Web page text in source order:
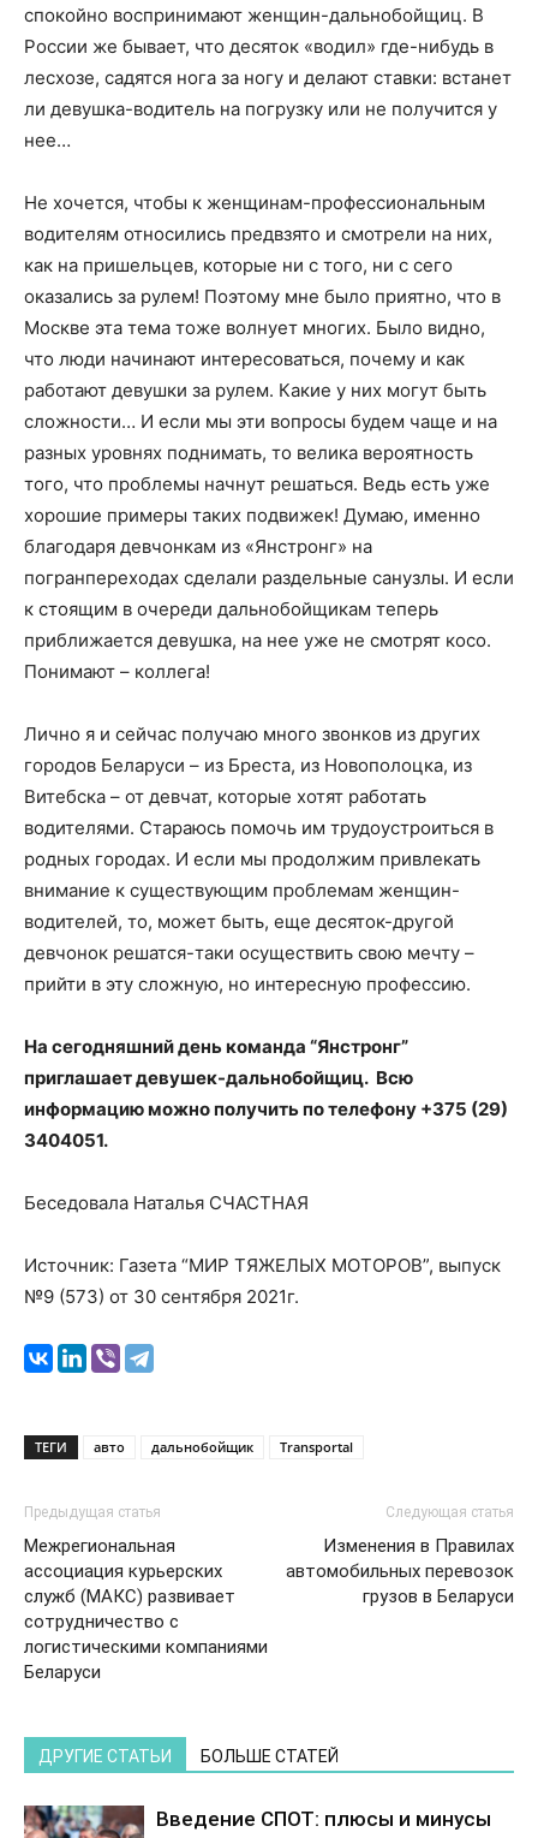
спокойно воспринимают женщин-дальнобойщиц. В
России же бывает, что десяток «водил» где-нибудь в
лесхозе, садятся нога за ногу и делают ставки: встанет
ли девушка-водитель на погрузку или не получится у
нее…
Не хочется, чтобы к женщинам-профессиональным
водителям относились предвзято и смотрели на них,
как на пришельцев, которые ни с того, ни с сего
оказались за рулем! Поэтому мне было приятно, что в
Москве эта тема тоже волнует многих. Было видно,
что люди начинают интересоваться, почему и как
работают девушки за рулем. Какие у них могут быть
сложности… И если мы эти вопросы будем чаще и на
разных уровнях поднимать, то велика вероятность
того, что проблемы начнут решаться. Ведь есть уже
хорошие примеры таких подвижек! Думаю, именно
благодаря девчонкам из «Янстронг» на
погранпереходах сделали раздельные санузлы. И если
к стоящим в очереди дальнобойщикам теперь
приближается девушка, на нее уже не смотрят косо.
Понимают – коллега!
Лично я и сейчас получаю много звонков из других
городов Беларуси – из Бреста, из Новополоцка, из
Витебска – от девчат, которые хотят работать
водителями. Стараюсь помочь им трудоустроиться в
родных городах. И если мы продолжим привлекать
внимание к существующим проблемам женщин-
водителей, то, может быть, еще десяток-другой
девчонок решатся-таки осуществить свою мечту –
прийти в эту сложную, но интересную профессию.
На сегодняшний день команда “Янстронг”
приглашает девушек-дальнобойщиц. Всю
информацию можно получить по телефону +375 (29)
3404051.
Беседовала Наталья СЧАСТНАЯ
Источник: Газета “МИР ТЯЖЕЛЫХ МОТОРОВ”, выпуск
№9 (573) от 30 сентября 2021г.
ТЕГИ авто дальнобойщик Transportal
Предыдущая статья
Межрегиональная
ассоциация курьерских
служб (МАКС) развивает
сотрудничество с
логистическими компаниями
Беларуси
Следующая статья
Изменения в Правилах
автомобильных перевозок
грузов в Беларуси
ДРУГИЕ СТАТЬИ БОЛЬШЕ СТАТЕЙ
Введение СПОТ: плюсы и минусы